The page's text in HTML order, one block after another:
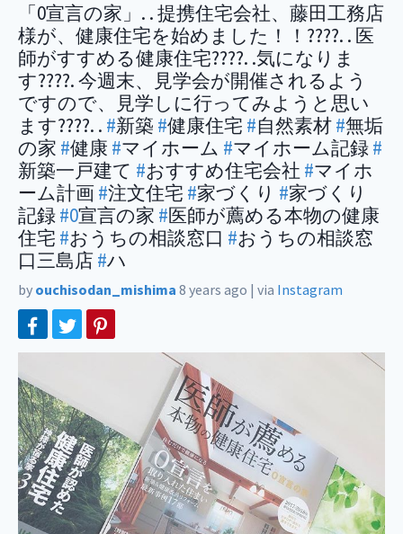
「0宣言の家」. . 提携住宅会社、藤田工務店
様が、健康住宅を始めました！！????. . 医
師がすすめる健康住宅????. .気になりま
す????. 今週末、見学会が開催されるよう
ですので、見学しに行ってみようと思い
ます????. . #新築 #健康住宅 #自然素材#無垢
の家 #健康 #マイホーム #マイホーム記録#
新築一戸建て #おすすめ住宅会社 #マイホ
ーム計画#注文住宅 #家づくり #家づくり
記録#0宣言の家 #医師が薦める本物の健康
住宅 #おうちの相談窓口 #おうちの相談窓
口三島店 #ハ
by ouchisodan_mishima 8 years ago | via Instagram